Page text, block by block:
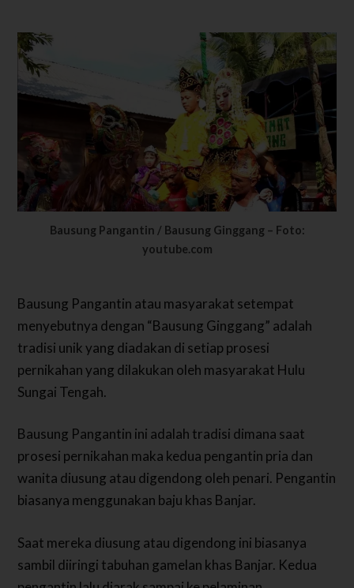
Bausung Pangantin / Bausung Ginggang – Foto:
youtube.com
Bausung Pangantin atau masyarakat setempat
menyebutnya dengan “Bausung Ginggang” adalah
tradisi unik yang diadakan di setiap prosesi
pernikahan yang dilakukan oleh masyarakat Hulu
Sungai Tengah.
Bausung Pangantin ini adalah tradisi dimana saat
prosesi pernikahan maka kedua pengantin pria dan
wanita diusung atau digendong oleh penari. Pengantin
biasanya menggunakan baju khas Banjar.
Saat mereka diusung atau digendong ini biasanya
sambil diiringi tabuhan gamelan khas Banjar. Kedua